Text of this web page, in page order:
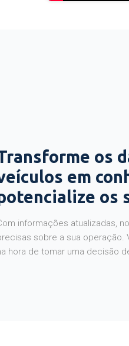
os
em
os
informações atualizadas,
sobre a sua operação.
hora de tomar uma decisão